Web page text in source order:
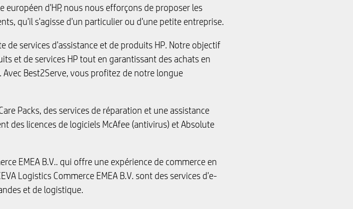
européen d'HP, nous nous efforçons de proposer les
qu'il s'agisse d'un particulier ou d'une petite entreprise.
de services d'assistance et de produits HP. Notre objectif
et de services HP tout en garantissant des achats en
Best2Serve, vous profitez de notre longue
Packs, des services de réparation et une assistance
des licences de logiciels McAfee (antivirus) et Absolute
EMEA B.V.. qui offre une expérience de commerce en
Logistics Commerce EMEA B.V. sont des services d'e-
et de logistique.